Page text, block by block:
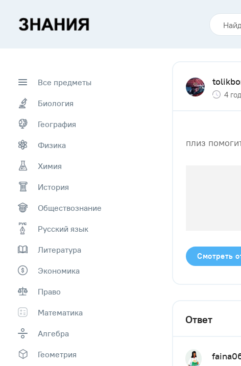
Все предметы
Биология
География
Физика
Химия
История
Обществознание
Русский язык
Литература
Экономика
Право
Математика
Алгебра
Геометрия
4
плиз
Смотреть
Ответ